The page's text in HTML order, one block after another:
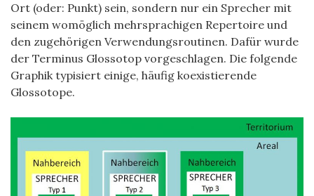
Ort (oder: Punkt) sein, sondern nur ein Sprecher mit
seinem womöglich mehrsprachigen Repertoire und
den zugehörigen Verwendungsroutinen. Dafür wurde
der Terminus Glossotop vorgeschlagen. Die folgende
Graphik typisiert einige, häufig koexistierende
Glossotope.